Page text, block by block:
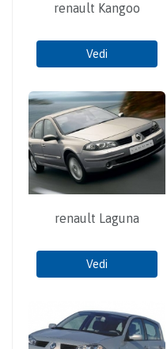
renault Kangoo
Vedi
renault Laguna
Vedi